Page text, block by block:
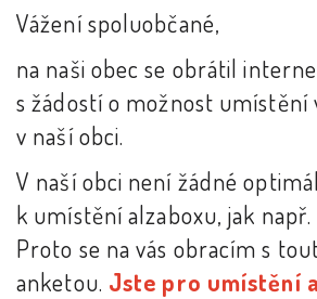
Vážení spoluobčané,
na naši obec se obrátil
s žádostí o možnost umístění
v naší obci.
V naší obci není žádné
k umístění alzaboxu, jak
Proto se na vás obracím s
anketou. Jste pro umístění